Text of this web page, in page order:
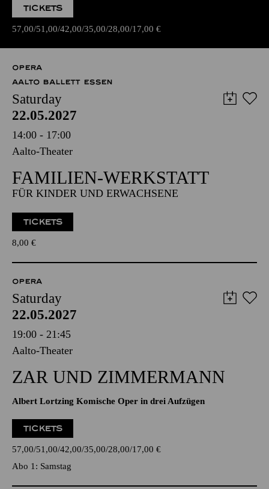
TICKETS
57,00 51,00 42,00 35,00 28,00 17,00 €
OPERA
AALTO BALLETT ESSEN
Saturday
22.05.2027
14:00 - 17:00
Aalto-Theater
FAMILIEN-WERKSTATT
FÜR KINDER UND ERWACHSENE
TICKETS
8,00 €
OPERA
Saturday
22.05.2027
19:00 - 21:45
Aalto-Theater
ZAR UND ZIMMERMANN
Albert Lortzing Komische Oper in drei Aufzügen
TICKETS
57,00 51,00 42,00 35,00 28,00 17,00 €
Abo 1: Samstag